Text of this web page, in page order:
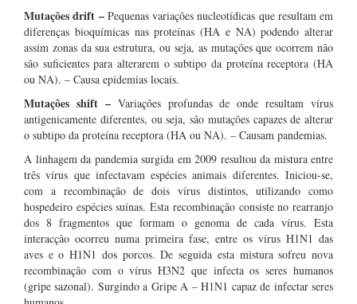
Mutações drift – Pequenas variações nucleotídicas que resultam em
diferenças bioquímicas nas proteínas (HA e NA) podendo alterar
assim zonas da sua estrutura, ou seja, as mutações que ocorrem não
são suficientes para alterarem o subtipo da proteína receptora (HA
ou NA). – Causa epidemias locais.
Mutações shift – Variações profundas de onde resultam vírus
antigenicamente diferentes, ou seja, são mutações capazes de alterar
o subtipo da proteína receptora (HA ou NA). – Causam pandemias.
A linhagem da pandemia surgida em 2009 resultou da mistura entre
três vírus que infectavam espécies animais diferentes. Iniciou-se,
com a recombinação de dois vírus distintos, utilizando como
hospedeiro espécies suínas. Esta recombinação consiste no rearranjo
dos 8 fragmentos que formam o genoma de cada vírus. Esta
interacção ocorreu numa primeira fase, entre os vírus H1N1 das
aves e o H1N1 dos porcos. De seguida esta mistura sofreu nova
recombinação com o vírus H3N2 que infecta os seres humanos
(gripe sazonal). Surgindo a Gripe A – H1N1 capaz de infectar seres